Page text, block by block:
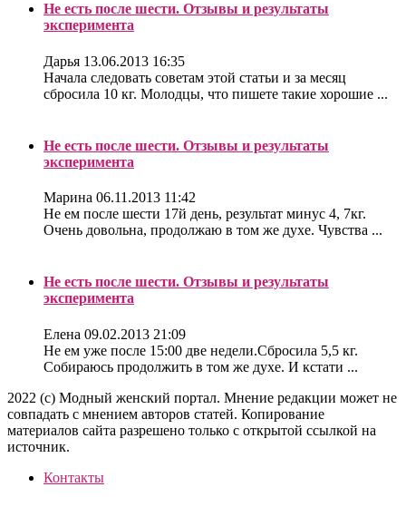
Не есть после шести. Отзывы и результаты
эксперимента
Дарья 13.06.2013 16:35
Начала следовать советам этой статьи и за месяц
сбросила 10 кг. Молодцы, что пишете такие хорошие ...
Не есть после шести. Отзывы и результаты
эксперимента
Марина 06.11.2013 11:42
Не ем после шести 17й день, результат минус 4, 7кг.
Очень довольна, продолжаю в том же духе. Чувства ...
Не есть после шести. Отзывы и результаты
эксперимента
Елена 09.02.2013 21:09
Не ем уже после 15:00 две недели.Сбросила 5,5 кг.
Собираюсь продолжить в том же духе. И кстати ...
2022 (c) Модный женский портал. Мнение редакции может не
совпадать с мнением авторов статей. Копирование
материалов сайта разрешено только с открытой ссылкой на
источник.
Контакты